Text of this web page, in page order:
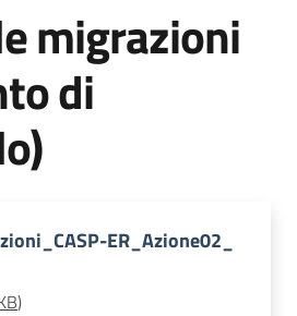
migrazioni
di
ER_Azione02_
)